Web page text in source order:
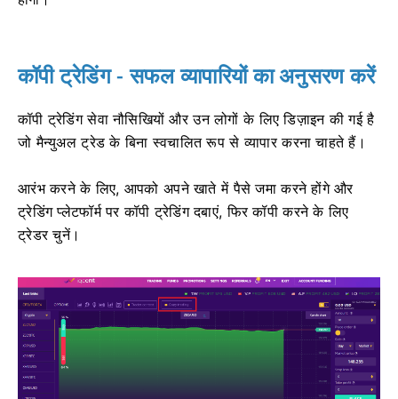
कॉपी ट्रेडिंग - सफल व्यापारियों का अनुसरण करें
कॉपी ट्रेडिंग सेवा नौसिखियों और उन लोगों के लिए डिज़ाइन की गई है
जो मैन्युअल ट्रेड के बिना स्वचालित रूप से व्यापार करना चाहते हैं।
आरंभ करने के लिए, आपको अपने खाते में पैसे जमा करने होंगे और
ट्रेडिंग प्लेटफॉर्म पर कॉपी ट्रेडिंग दबाएं, फिर कॉपी करने के लिए
ट्रेडर चुनें।